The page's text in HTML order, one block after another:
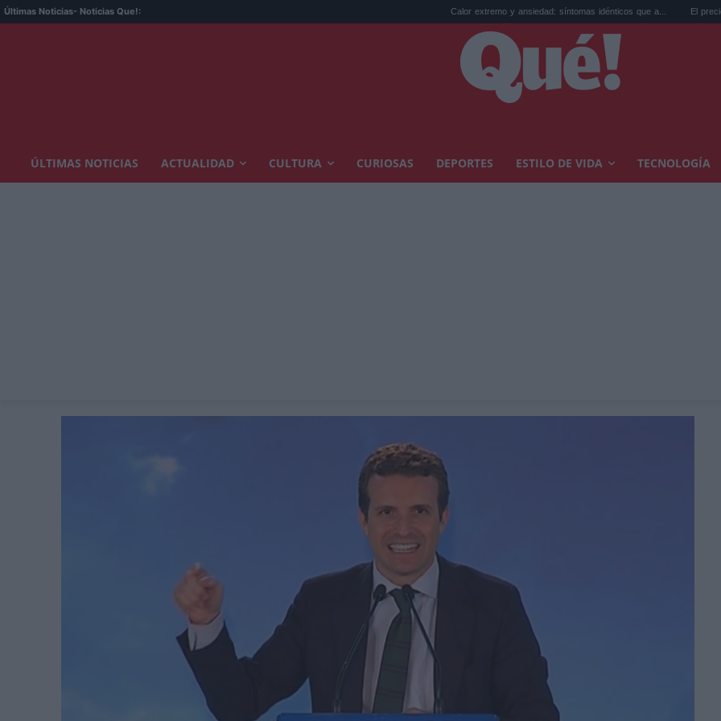
Últimas Noticias- Noticias Que!: Calor extremo y ansiedad: síntomas idénticos que a... El precio de la
ÚLTIMAS NOTICIAS ACTUALIDAD CULTURA CURIOSAS DEPORTES ESTILO DE VIDA TECNOLOGÍA